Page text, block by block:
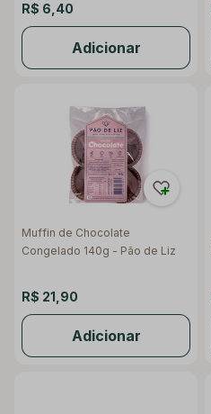
R$ 6,40
Adicionar
Muffin de Chocolate
Congelado 140g - Pão de Liz
R$ 21,90
Adicionar